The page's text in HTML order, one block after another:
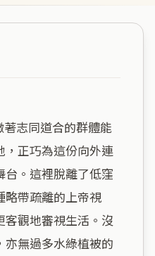
，正巧為這份向外連
。這裡脫離了低窪
略帶疏離的上帝視
客觀地審視生活。沒
亦無過多水綠植被的